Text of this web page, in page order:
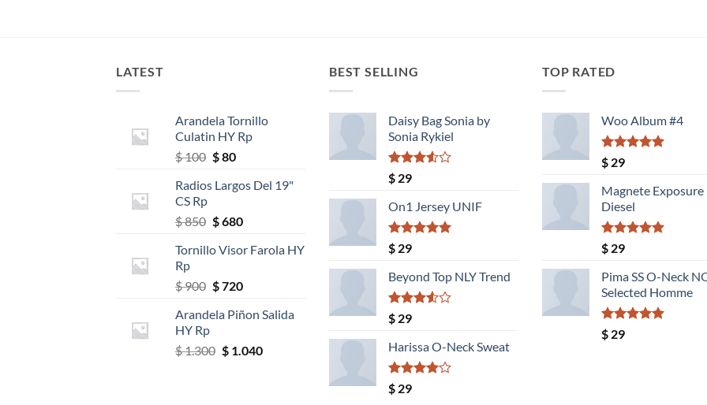
LATEST
Arandela Tornillo
Culatin HY Rp
$100 El
original
$ 100.
$80El
actual
$ 80.
Radios Largos Del 19"
CS Rp
$850 El
original
$ 850.
$680El
actual
$ 680.
Tornillo Visor Farola HY
Rp
$900 El
original
$ 900.
$720El
actual
$ 720.
Arandela Piñon Salida
HY Rp
$1.300 El
$1.040El
BEST SELLING
Daisy Bag Sonia by
Sonia Rykiel
Valorado
con
3.50de
5
$ 29
On1 Jersey UNIF
Valorado
con
de 5
$ 29
Beyond Top NLY Trend
Valorado
con
3.50de
5
$ 29
Harissa O-Neck Sweat
Valorado
con
$ 29
TOP RATED
Woo Album #4
Valorado
con
de 5
$ 29
Magnete Exposure
Diesel
Valorado
con
de 5
$ 29
Pima SS O-Neck
Selected Homme
Valorado
con
$ 29